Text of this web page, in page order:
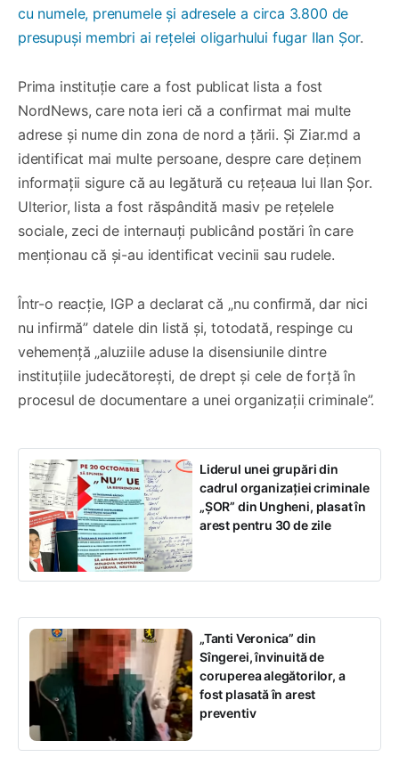
cu numele, prenumele și adresele a circa 3.800 de
presupuși membri ai rețelei oligarhului fugar Ilan Șor.
Prima instituție care a fost publicat lista a fost
NordNews, care nota ieri că a confirmat mai multe
adrese și nume din zona de nord a țării. Și Ziar.md a
identificat mai multe persoane, despre care deținem
informații sigure că au legătură cu rețeaua lui Ilan Șor.
Ulterior, lista a fost răspândită masiv pe rețelele
sociale, zeci de internauți publicând postări în care
menționau că și-au identificat vecinii sau rudele.
Într-o reacție, IGP a declarat că „nu confirmă, dar nici
nu infirmă” datele din listă și, totodată, respinge cu
vehemență „aluziile aduse la disensiunile dintre
instituțiile judecătorești, de drept și cele de forță în
procesul de documentare a unei organizații criminale”.
Liderul unei grupări din
cadrul organizației criminale
„ȘOR” din Ungheni, plasat în
arest pentru 30 de zile
„Tanti Veronica” din
Sîngerei, învinuită de
coruperea alegătorilor, a
fost plasată în arest
preventiv